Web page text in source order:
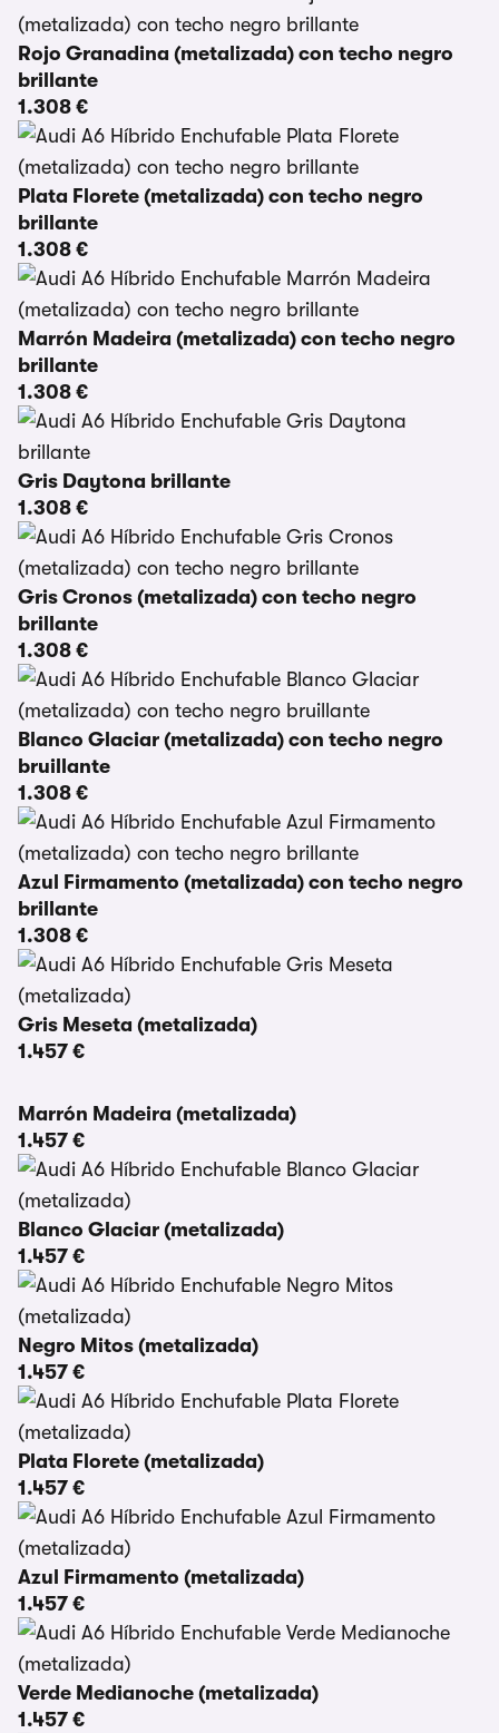
Rojo Granadina (metalizada) con techo negro
brillante
1.308 €
Plata Florete (metalizada) con techo negro
brillante
1.308 €
Marrón Madeira (metalizada) con techo negro
brillante
1.308 €
Gris Daytona brillante
1.308 €
Gris Cronos (metalizada) con techo negro
brillante
1.308 €
Blanco Glaciar (metalizada) con techo negro
bruillante
1.308 €
Azul Firmamento (metalizada) con techo negro
brillante
1.308 €
Gris Meseta (metalizada)
1.457 €
Marrón Madeira (metalizada)
1.457 €
Blanco Glaciar (metalizada)
1.457 €
Negro Mitos (metalizada)
1.457 €
Plata Florete (metalizada)
1.457 €
Azul Firmamento (metalizada)
1.457 €
Verde Medianoche (metalizada)
1.457 €